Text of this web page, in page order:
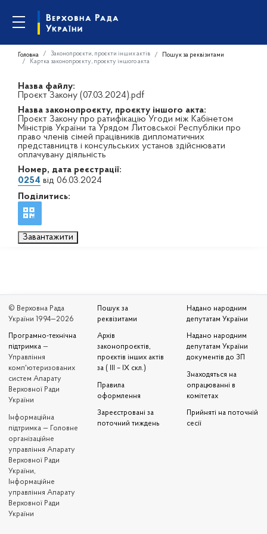
Головна Законопроєкти, проєкти інших актів
Пошук за реквізитами
Картка законопроєкту, проєкту іншого акта
Назва файлу:
Проєкт Закону (07.03.2024).pdf
Назва законопроєкту, проєкту іншого акта:
Проєкт Закону про ратифікацію Угоди між Кабінетом
Міністрів України та Урядом Литовської Республіки про
право членів сімей працівників дипломатичних
представництв і консульських установ здійснювати
оплачувану діяльність
Номер, дата реєстрації:
0254 від 06.03.2024
Поділитись:
Завантажити
© Верховна Рада
України 1994—2026
Програмно-технічна
підтримка —
Управління
комп'ютеризованих
систем Апарату
Верховної Ради
України
Iнформаційна
підтримка — Головне
організаційне
управління Апарату
Верховної Ради
України,
Інформаційне
управління Апарату
Верховної Ради
України
Пошук за
реквізитами
Архів
законопроєктів,
проєктів інших актів
за ( III – IX скл.)
Правила
оформлення
Зареєстровані за
поточний тиждень
Надано народним
депутатам України
Надано народним
депутатам України
документів до ЗП
Знаходяться на
опрацюванні в
комітетах
Прийняті на поточній
сесії